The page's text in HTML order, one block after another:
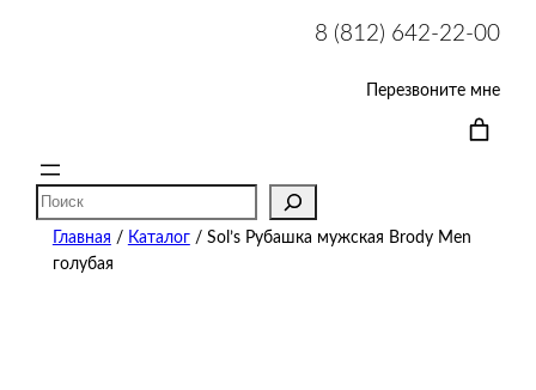
8 (812) 642-22-00
Перезвоните мне
Поиск
Главная / Каталог/ Sol’s Рубашка мужская Brody Men
голубая